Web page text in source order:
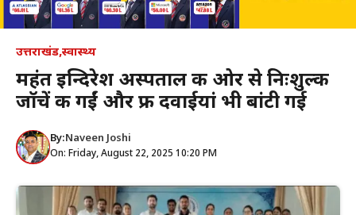
उत्तराखंड,स्वास्थ्य
महंत इन्दिरेश अस्पताल की ओर से निःशुल्क
जाॅचें की गईं और फ्री दवाईयां भी बांटी गई
By:Naveen Joshi
On: Friday, August 22, 2025 10:20 PM